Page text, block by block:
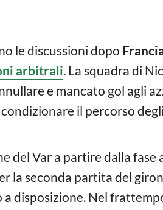
le discussioni dopo
arbitrali. La squadra di
e mancato gol agli
il percorso
del Var a partire dalla fase
la seconda partita del
disposizione. Nel